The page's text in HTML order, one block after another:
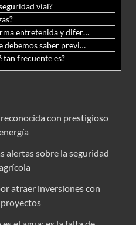
vial?
8. Diego Te lo Explica, una forma entretenida y diferente de aprender matemáticas y ciencias
9. Crédito hipotecario: lo que debemos saber previo a adquirir nuestra vivienda
tan frecuente es?
con prestigioso
alertas sobre la seguridad
atraer inversiones con